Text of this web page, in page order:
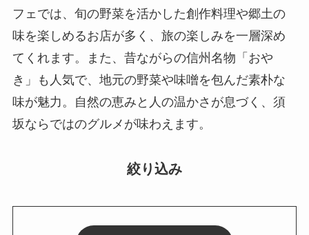
フェでは、旬の野菜を活かした創作料理や郷土の
味を楽しめるお店が多く、旅の楽しみを一層深め
てくれます。また、昔ながらの信州名物「おや
き」も人気で、地元の野菜や味噌を包んだ素朴な
味が魅力。自然の恵みと人の温かさが息づく、須
坂ならではのグルメが味わえます。
絞り込み